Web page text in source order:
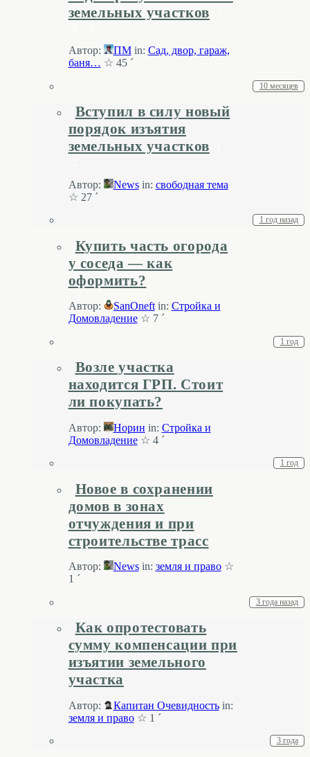
земельных участков
Автор: ПМ in: Cад, двор, гараж,
баня… ☆ 45 ´
10 месяцев
Вступил в силу новый
порядок изъятия
земельных участков
Автор: News in: свободная тема
☆ 27 ´
1 год назад
Купить часть огорода
у соседа — как
оформить?
Автор: SanOneft in: Стройка и
Домовладение☆ 7 ´
1 год
Возле участка
находится ГРП. Стоит
ли покупать?
Автор: Норин in: Стройка и
Домовладение☆ 4 ´
1 год
Новое в сохранении
домов в зонах
отчуждения и при
строительстве трасс
Автор: News in: земля и право☆
1 ´
3 года назад
Как опротестовать
сумму компенсации при
изъятии земельного
участка
Автор: Капитан Очевидность in:
земля и право☆ 1 ´
3 года